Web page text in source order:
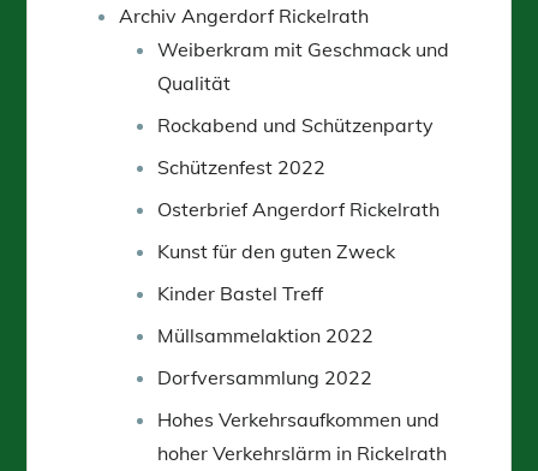
Archiv Angerdorf Rickelrath
Weiberkram mit Geschmack und
Qualität
Rockabend und Schützenparty
Schützenfest 2022
Osterbrief Angerdorf Rickelrath
Kunst für den guten Zweck
Kinder Bastel Treff
Müllsammelaktion 2022
Dorfversammlung 2022
Hohes Verkehrsaufkommen und
hoher Verkehrslärm in Rickelrath